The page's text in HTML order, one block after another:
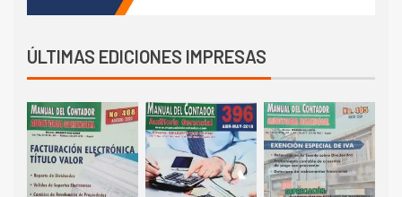
ÚLTIMAS EDICIONES IMPRESAS